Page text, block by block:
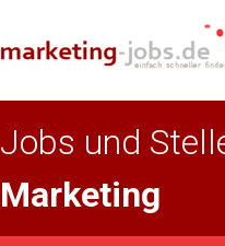
Jobs und
Marketing